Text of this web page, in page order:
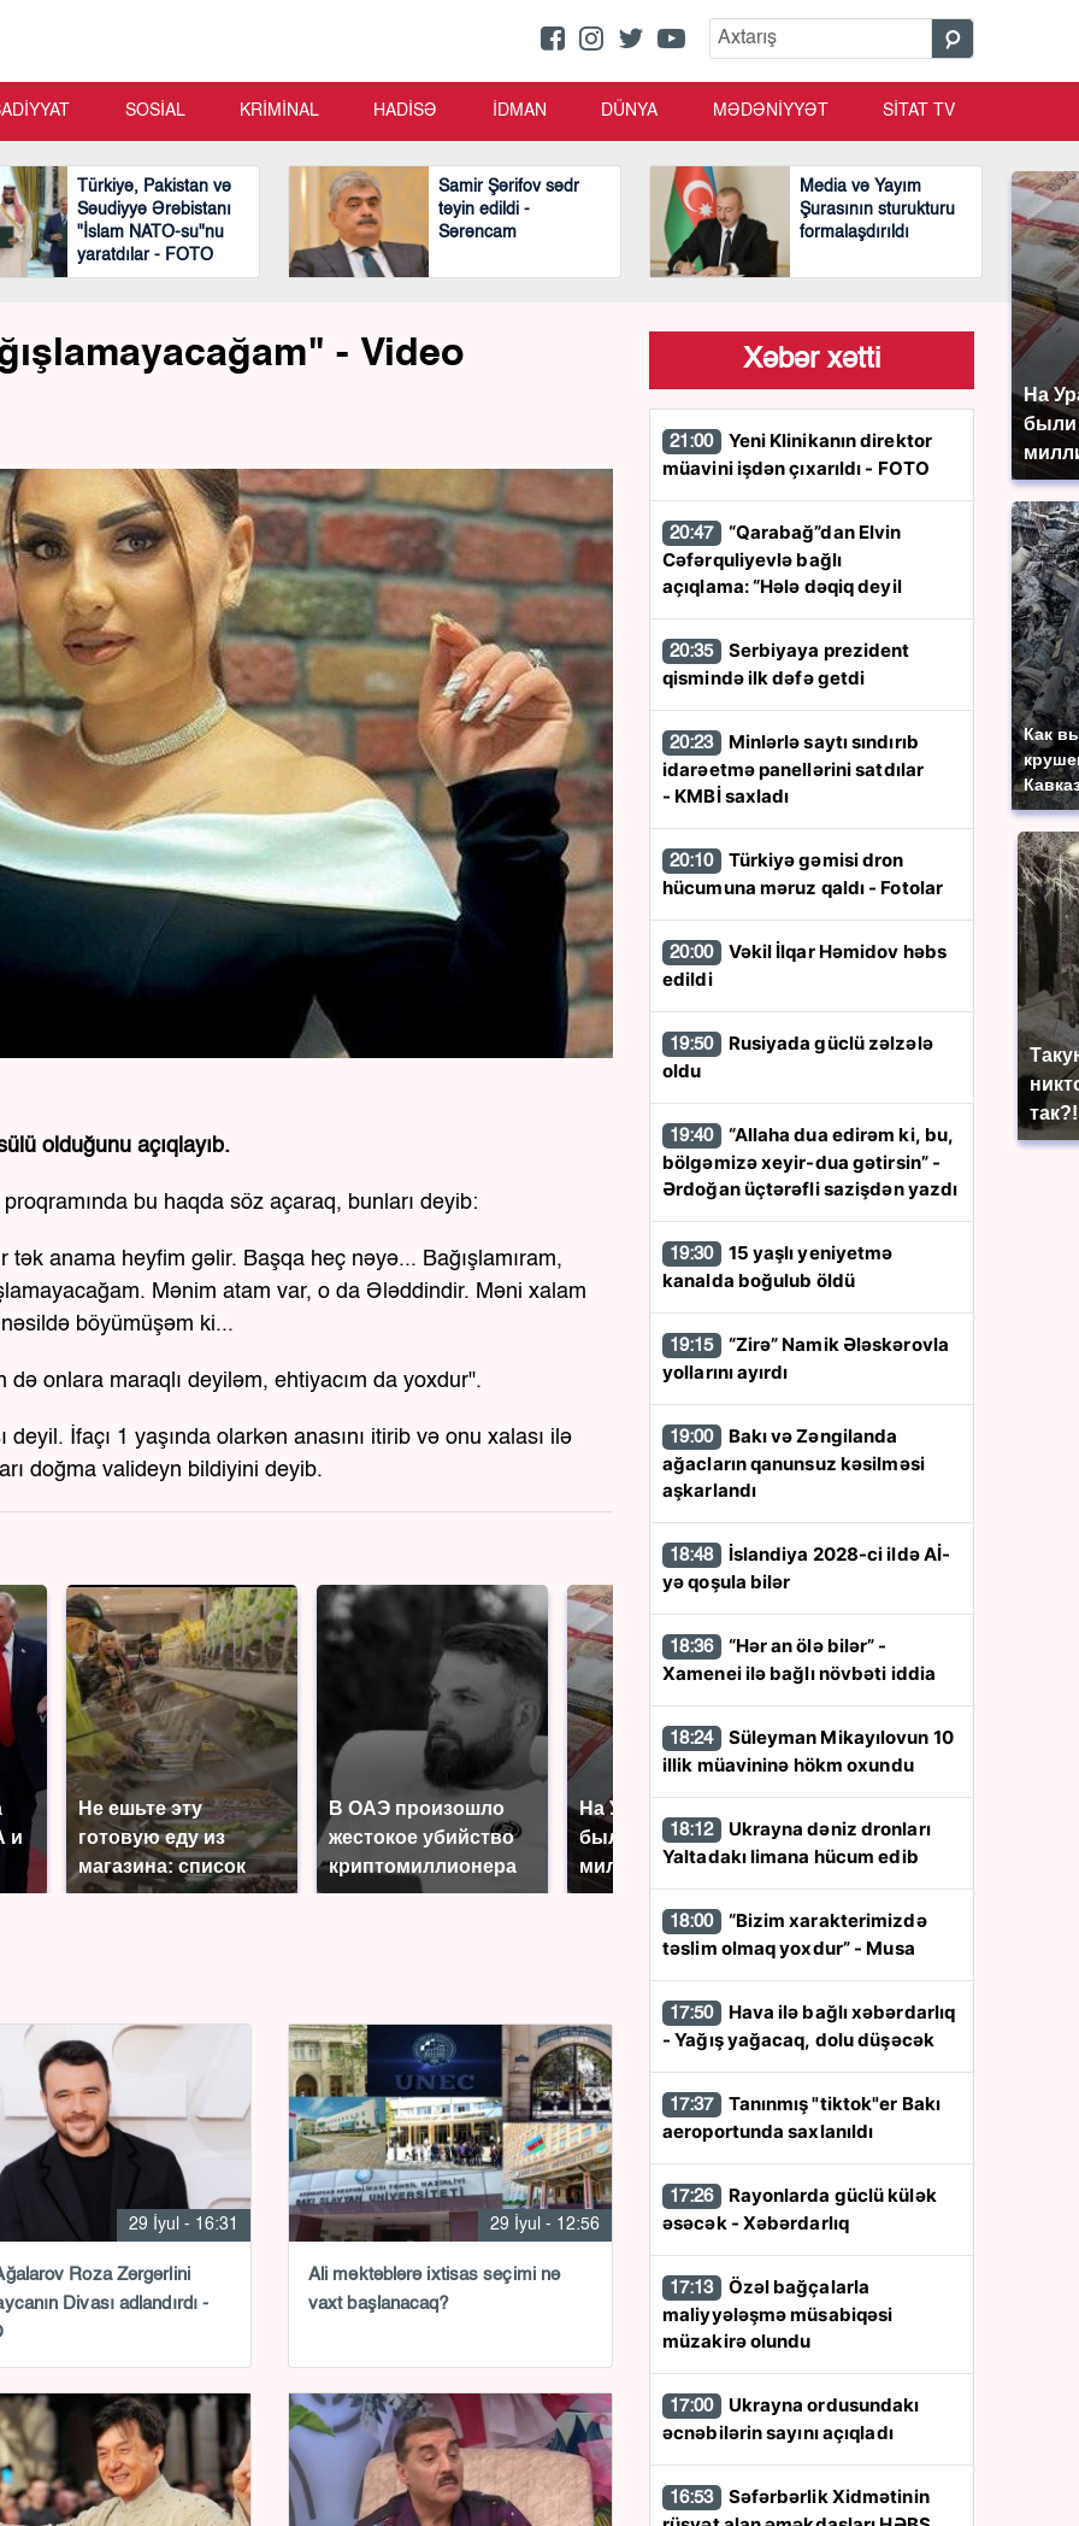
На
были
Как
так?!
SOSİAL KRİMİNAL HADİSƏ İDMAN DÜNYA MƏDƏNİYYƏT SİTAT TV
Türkiyə, Pakistan və
Səudiyyə Ərəbistanı
"İslam NATO-su"nu
yaratdılar - FOTO
Samir Şərifov sədr
təyin edildi -
Sərəncam
Media və Yayım
Şurasının sturukturu
formalaşdırıldı
- Video
olduğunu açıqlayıb.
bu haqda söz açaraq, bunları deyib:
tək anama heyfim gəlir. Başqa heç nəyə... Bağışlamıram,
Mənim atam var, o da Ələddindir. Məni xalam
böyümüşəm ki...
onlara maraqlı deyiləm, ehtiyacım da yoxdur".
İfaçı 1 yaşında olarkən anasını itirib və onu xalası ilə
doğma valideyn bildiyini deyib.
и
Не ешьте эту
готовую еду из
магазина: список
В ОАЭ произошло
жестокое убийство
криптомиллионера
На Урале из казны
были украдены 18
миллионов рублей
Как выглядит место
крушение вертолета на
Кавказе: смотреть
29 İyul - 16:31
Roza Zərgərlini
Divası adlandırdı -
29 İyul - 12:56
Ali məktəblərə ixtisas seçimi nə
vaxt başlanacaq?
Xəbər xətti
21:00
müavini işdən çıxarıldı - FOTO
20:47
Cəfərquliyevlə bağlı
açıqlama: “Hələ dəqiq deyil
20:35
qismində ilk dəfə getdi
20:23
idarəetmə panellərini satdılar
- KMBİ saxladı
20:10
hücumuna məruz qaldı - Fotolar
20:00
edildi
19:50
oldu
19:40
bölgəmizə xeyir-dua gətirsin” -
Ərdoğan üçtərəfli sazişdən yazdı
19:30
kanalda boğulub öldü
19:15
yollarını ayırdı
19:00
ağacların qanunsuz kəsilməsi
aşkarlandı
18:48
yə qoşula bilər
18:36
Xamenei ilə bağlı növbəti iddia
18:24
illik müavininə hökm oxundu
18:12
Yaltadakı limana hücum edib
18:00
təslim olmaq yoxdur” - Musa
17:50
- Yağış yağacaq, dolu düşəcək
17:37
aeroportunda saxlanıldı
17:26
əsəcək - Xəbərdarlıq
17:13
maliyyələşmə müsabiqəsi
müzakirə olundu
17:00
əcnəbilərin sayını açıqladı
16:53